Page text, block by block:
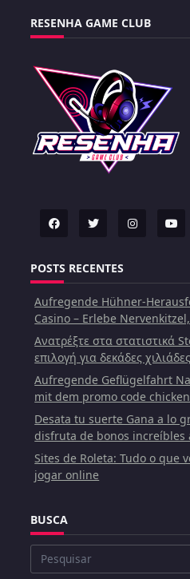
RESENHA GAME CLUB
POSTS RECENTES
Aufregende Hühner-
Casino – Erlebe
Ανατρέξτε στα στατιστικά
επιλογή για δεκάδες
Aufregende Geflügelfahrt
mit dem promo code
Desata tu suerte Gana a lo
disfruta de bonos increíbles
Sites de Roleta: Tudo o que
jogar online
BUSCA
Buscar